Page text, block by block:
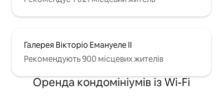
Галерея Вікторіо Емануеле II
Рекомендують 900 місцевих жителів
Оренда кондомініумів із Wi-Fi